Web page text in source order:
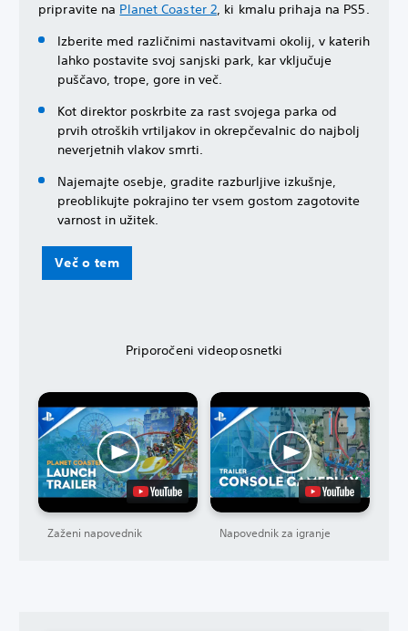
pripravite na Planet Coaster 2, ki kmalu prihaja na PS5.
Izberite med različnimi nastavitvami okolij, v katerih
lahko postavite svoj sanjski park, kar vključuje
puščavo, trope, gore in več.
Kot direktor poskrbite za rast svojega parka od
prvih otroških vrtiljakov in okrepčevalnic do najbolj
neverjetnih vlakov smrti.
Najemajte osebje, gradite razburljive izkušnje,
preoblikujte pokrajino ter vsem gostom zagotovite
varnost in užitek.
Več o tem
Priporočeni videoposnetki
Zaženi napovednik Napovednik za igranje